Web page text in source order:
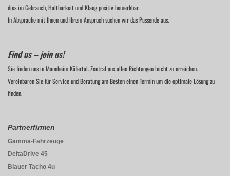
dies im Gebrauch, Haltbarkeit und Klang positiv bemerkbar.
In Absprache mit Ihnen und Ihrem Anspruch suchen wir das Passende aus.
Find us – join us!
Sie finden uns in Mannheim Käfertal. Zentral aus allen Richtungen leicht zu erreichen.
Vereinbaren Sie für Service und Beratung am Besten einen Termin um die optimale Lösung zu
finden.
Partnerfirmen
Gamma-Fahrzeuge
DeltaDrive 45
Blauer Tacho 4u